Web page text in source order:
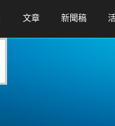
文章 新聞稿